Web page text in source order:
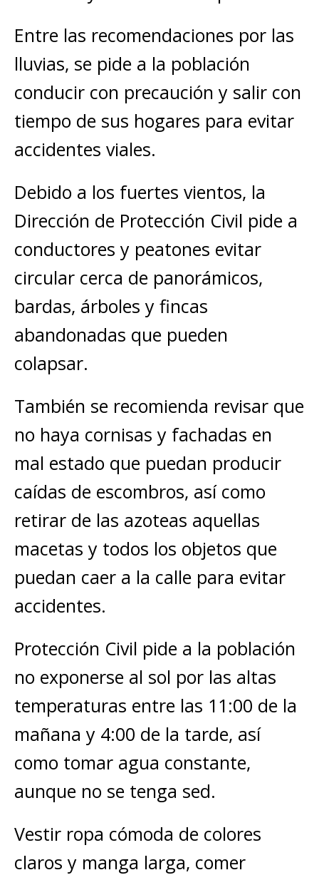
Entre las recomendaciones por las
lluvias, se pide a la población
conducir con precaución y salir con
tiempo de sus hogares para evitar
accidentes viales.
Debido a los fuertes vientos, la
Dirección de Protección Civil pide a
conductores y peatones evitar
circular cerca de panorámicos,
bardas, árboles y fincas
abandonadas que pueden
colapsar.
También se recomienda revisar que
no haya cornisas y fachadas en
mal estado que puedan producir
caídas de escombros, así como
retirar de las azoteas aquellas
macetas y todos los objetos que
puedan caer a la calle para evitar
accidentes.
Protección Civil pide a la población
no exponerse al sol por las altas
temperaturas entre las 11:00 de la
mañana y 4:00 de la tarde, así
como tomar agua constante,
aunque no se tenga sed.
Vestir ropa cómoda de colores
claros y manga larga, comer